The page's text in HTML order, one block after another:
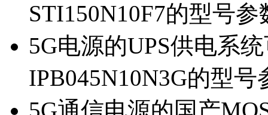
STI150N10F7的型号参
5G电源的UPS供电系
IPB045N10N3G的型号